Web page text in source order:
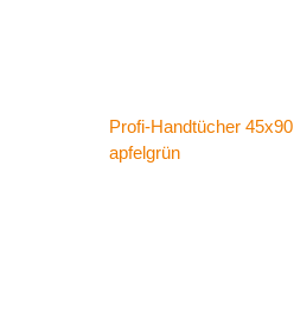
Profi-Handtücher 45x90
apfelgrün